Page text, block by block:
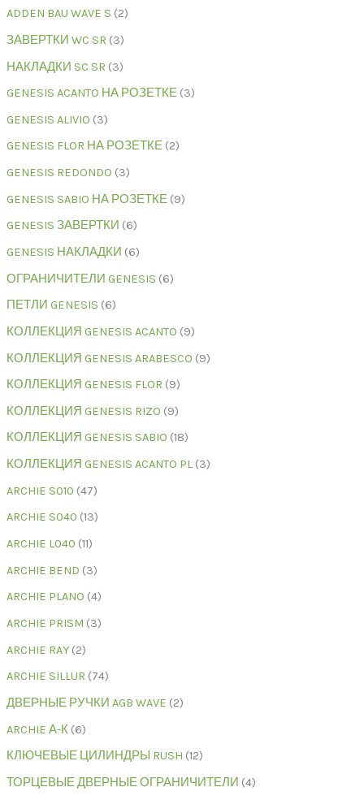
ADDEN BAU WAVE S 2
ЗАВЕРТКИ WC SR 3
НАКЛАДКИ SC SR 3
GENESIS ACANTO НА РОЗЕТКЕ 3
GENESIS ALIVIO 3
GENESIS FLOR НА РОЗЕТКЕ 2
GENESIS REDONDO 3
GENESIS SABIO НА РОЗЕТКЕ 9
GENESIS ЗАВЕРТКИ 6
GENESIS НАКЛАДКИ 6
ОГРАНИЧИТЕЛИ GENESIS 6
ПЕТЛИ GENESIS 6
КОЛЛЕКЦИЯ GENESIS ACANTO 9
КОЛЛЕКЦИЯ GENESIS ARABESCO 9
КОЛЛЕКЦИЯ GENESIS FLOR 9
КОЛЛЕКЦИЯ GENESIS RIZO 9
КОЛЛЕКЦИЯ GENESIS SABIO 18
КОЛЛЕКЦИЯ GENESIS ACANTO PL 3
ARCHIE S010 47
ARCHIE S040 13
ARCHIE L040 11
ARCHIE BEND 3
ARCHIE PLANO 4
ARCHIE PRISM 3
ARCHIE RAY 2
ARCHIE SILLUR 74
ДВЕРНЫЕ РУЧКИ AGB WAVE 2
ARCHIE А-К 6
КЛЮЧЕВЫЕ ЦИЛИНДРЫ RUSH 12
ТОРЦЕВЫЕ ДВЕРНЫЕ ОГРАНИЧИТЕЛИ 4